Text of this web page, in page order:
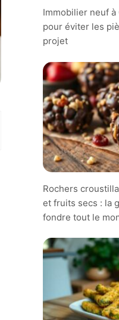
Immobilier neuf
pour éviter les
projet
Rochers
et fruits secs : la
fondre tout le